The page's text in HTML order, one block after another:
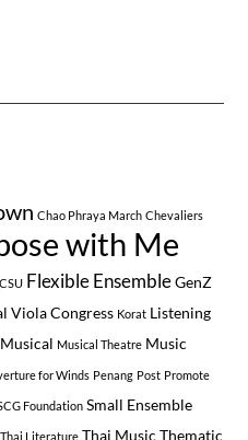
Chao Phraya March Chevaliers
with Me
CSU Flexible Ensemble GenZ
Viola Congress Korat Listening
Musical Musical Theatre Music
for Winds Penang Post Promote
Foundation Small Ensemble
Thai Literature Thai Music Thematic